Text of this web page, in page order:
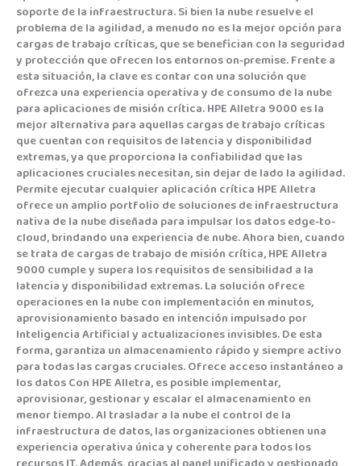
soporte de la infraestructura. Si bien la nube resuelve el
problema de la agilidad, a menudo no es la mejor opción para
cargas de trabajo críticas, que se benefician con la seguridad
y protección que ofrecen los entornos on-premise. Frente a
esta situación, la clave es contar con una solución que
ofrezca una experiencia operativa y de consumo de la nube
para aplicaciones de misión crítica. HPE Alletra 9000 es la
mejor alternativa para aquellas cargas de trabajo críticas
que cuentan con requisitos de latencia y disponibilidad
extremas, ya que proporciona la confiabilidad que las
aplicaciones cruciales necesitan, sin dejar de lado la agilidad.
Permite ejecutar cualquier aplicación crítica HPE Alletra
ofrece un amplio portfolio de soluciones de infraestructura
nativa de la nube diseñada para impulsar los datos edge-to-
cloud, brindando una experiencia de nube. Ahora bien, cuando
se trata de cargas de trabajo de misión crítica, HPE Alletra
9000 cumple y supera los requisitos de sensibilidad a la
latencia y disponibilidad extremas. La solución ofrece
operaciones en la nube con implementación en minutos,
aprovisionamiento basado en intención impulsado por
Inteligencia Artificial y actualizaciones invisibles. De esta
forma, garantiza un almacenamiento rápido y siempre activo
para todas las cargas cruciales. Ofrece acceso instantáneo a
los datos Con HPE Alletra, es posible implementar,
aprovisionar, gestionar y escalar el almacenamiento en
menor tiempo. Al trasladar a la nube el control de la
infraestructura de datos, las organizaciones obtienen una
experiencia operativa única y coherente para todos los